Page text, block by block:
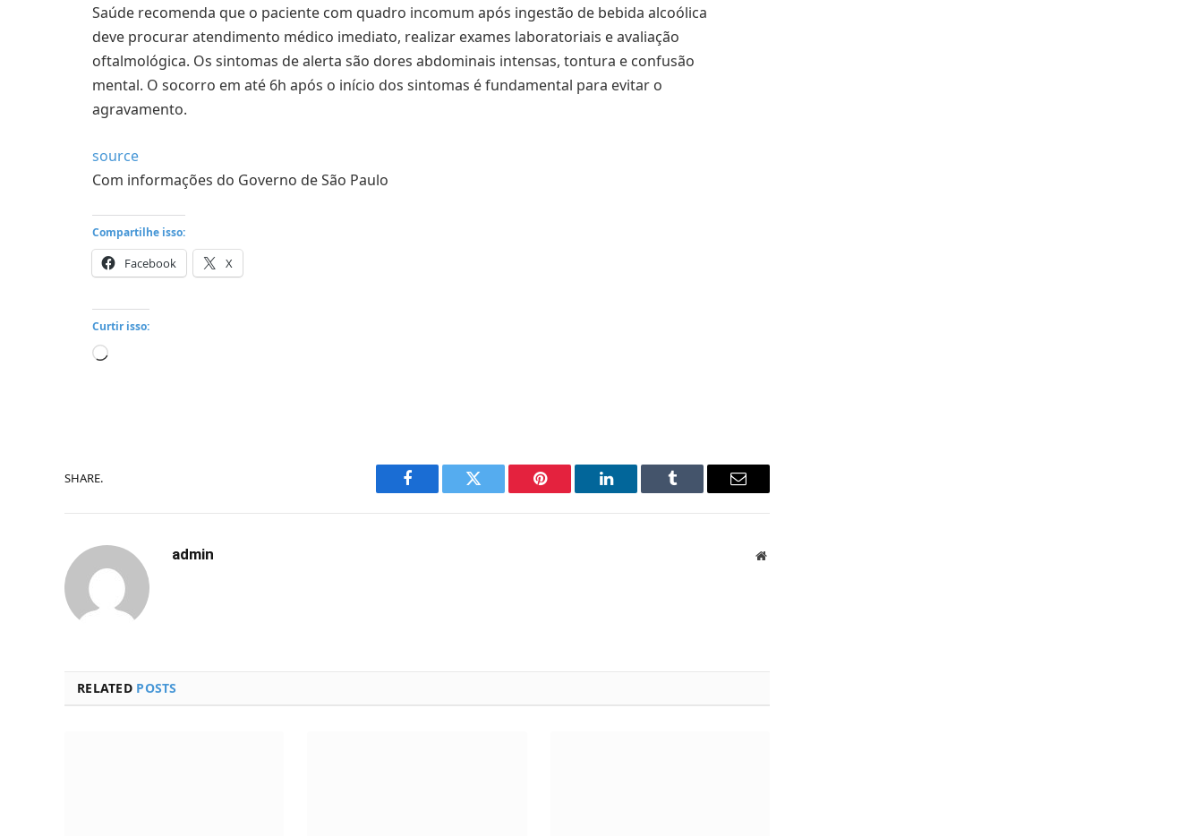
Saúde recomenda que o paciente com quadro incomum após ingestão de bebida alcoólica
deve procurar atendimento médico imediato, realizar exames laboratoriais e avaliação
oftalmológica. Os sintomas de alerta são dores abdominais intensas, tontura e confusão
mental. O socorro em até 6h após o início dos sintomas é fundamental para evitar o
agravamento.
source
Com informações do Governo de São Paulo
Compartilhe isso:
Facebook X
Curtir isso:
Carregando...
SHARE.
Facebook Twitter Pinterest LinkedIn Tumblr Email
admin Website
RELATED POSTS